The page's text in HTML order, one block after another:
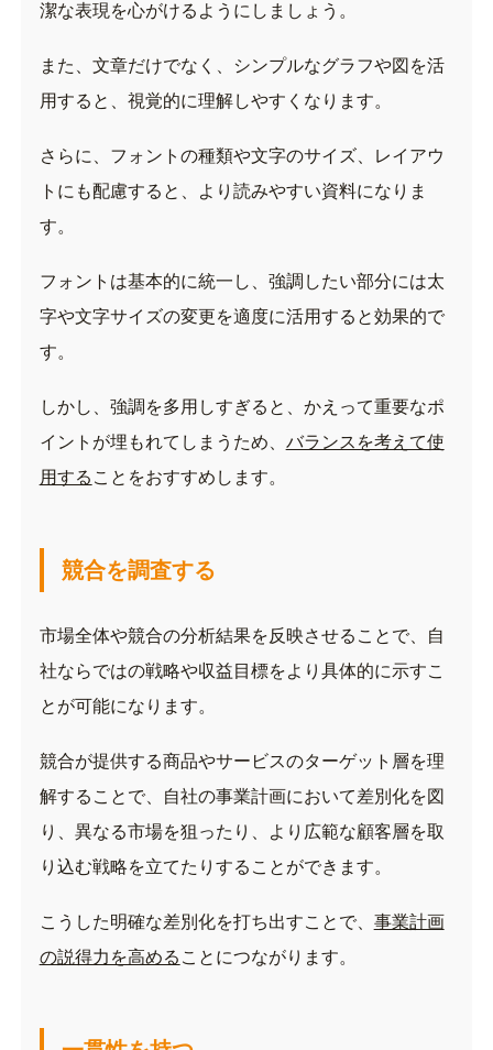
潔な表現を心がけるようにしましょう。
また、文章だけでなく、シンプルなグラフや図を活
用すると、視覚的に理解しやすくなります。
さらに、フォントの種類や文字のサイズ、レイアウ
トにも配慮すると、より読みやすい資料になりま
す。
フォントは基本的に統一し、強調したい部分には太
字や文字サイズの変更を適度に活用すると効果的で
す。
しかし、強調を多用しすぎると、かえって重要なポ
イントが埋もれてしまうため、 バランスを考えて使
用する ことをおすすめします。
競合を調査する
市場全体や競合の分析結果を反映させることで、自
社ならではの戦略や収益目標をより具体的に示すこ
とが可能になります。
競合が提供する商品やサービスのターゲット層を理
解することで、自社の事業計画において差別化を図
り、異なる市場を狙ったり、より広範な顧客層を取
り込む戦略を立てたりすることができます。
こうした明確な差別化を打ち出すことで、 事業計画
の説得力を高める ことにつながります。